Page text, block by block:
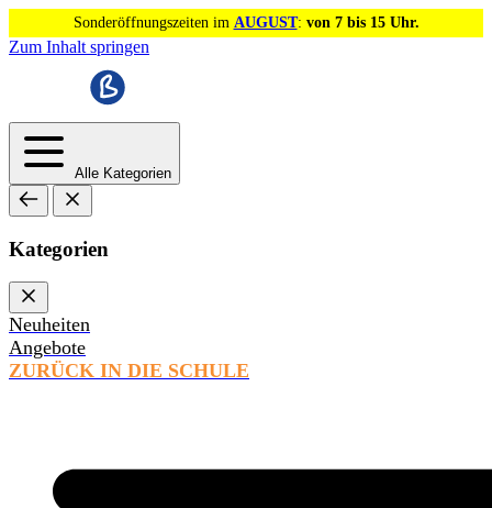
Sonderöffnungszeiten im AUGUST: von 7 bis 15 Uhr.
Zum Inhalt springen
Alle Kategorien
Kategorien
Neuheiten
Angebote
ZURÜCK IN DIE SCHULE